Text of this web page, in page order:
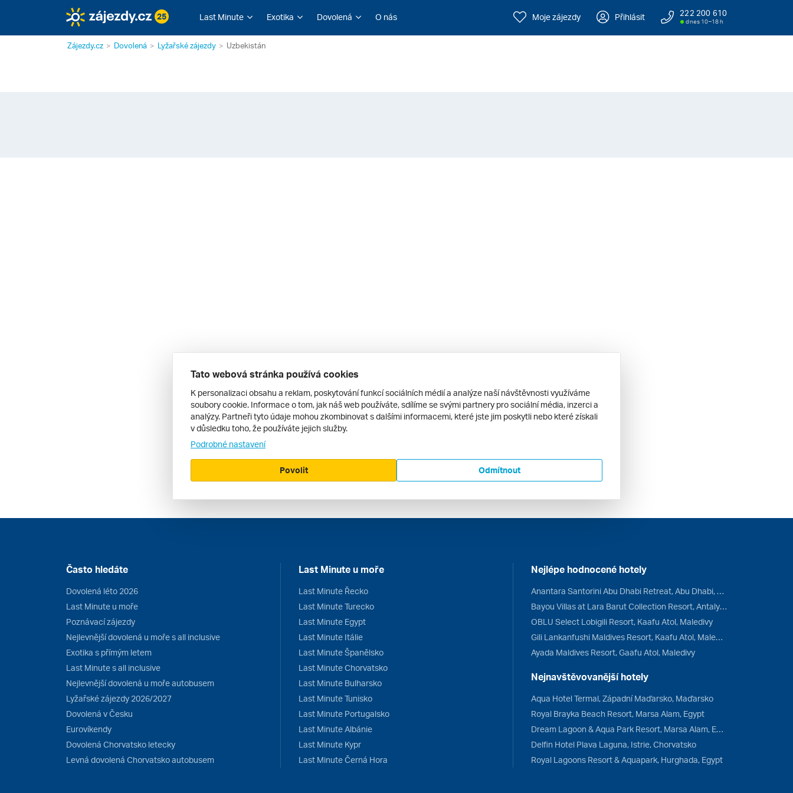
25 Last Minute Exotika Dovolená O nás Moje zájezdy Přihlásit 222 200 610
dnes 10–18 h
Zájezdy.cz Dovolená Lyžařské zájezdy Uzbekistán
Často hledáte
Dovolená léto 2026
Last Minute u moře
Poznávací zájezdy
Nejlevnější dovolená u moře s all inclusive
Exotika s přímým letem
Last Minute s all inclusive
Nejlevnější dovolená u moře autobusem
Lyžařské zájezdy 2026/2027
Dovolená v Česku
Eurovíkendy
Dovolená Chorvatsko letecky
Levná dovolená Chorvatsko autobusem
Last Minute u moře
Last Minute Řecko
Last Minute Turecko
Last Minute Egypt
Last Minute Itálie
Last Minute Španělsko
Last Minute Chorvatsko
Last Minute Bulharsko
Last Minute Tunisko
Last Minute Portugalsko
Last Minute Albánie
Last Minute Kypr
Last Minute Černá Hora
Nejlépe hodnocené hotely
Anantara Santorini Abu Dhabi Retreat, Abu Dhabi, Spojené arabské emiráty
Bayou Villas at Lara Barut Collection Resort, Antalya, Turecko
OBLU Select Lobigili Resort, Kaafu Atol, Maledivy
Gili Lankanfushi Maldives Resort, Kaafu Atol, Maledivy
Ayada Maldives Resort, Gaafu Atol, Maledivy
Nejnavštěvovanější hotely
Aqua Hotel Termal, Západní Maďarsko, Maďarsko
Royal Brayka Beach Resort, Marsa Alam, Egypt
Dream Lagoon & Aqua Park Resort, Marsa Alam, Egypt
Delfin Hotel Plava Laguna, Istrie, Chorvatsko
Royal Lagoons Resort & Aquapark, Hurghada, Egypt
Tato webová stránka používá cookies
K personalizaci obsahu a reklam, poskytování funkcí sociálních médií a analýze naší návštěvnosti využíváme
soubory cookie. Informace o tom, jak náš web používáte, sdílíme se svými partnery pro sociální média, inzerci a
analýzy. Partneři tyto údaje mohou zkombinovat s dalšími informacemi, které jste jim poskytli nebo které získali
v důsledku toho, že používáte jejich služby.
Podrobné nastavení
Odmítnout
Povolit